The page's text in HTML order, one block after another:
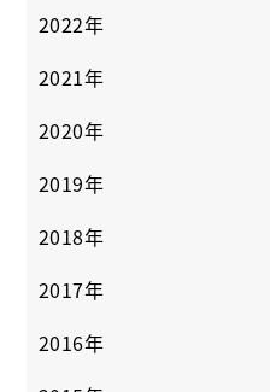
2022年
2021年
2020年
2019年
2018年
2017年
2016年